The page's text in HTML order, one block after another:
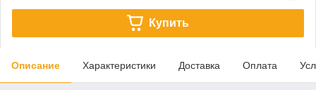
Купить
Описание Характеристики Доставка Оплата